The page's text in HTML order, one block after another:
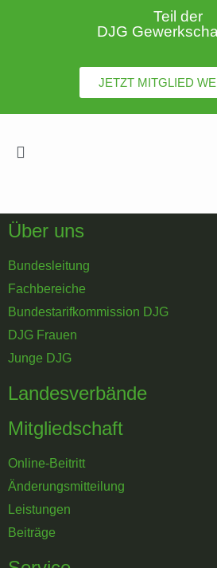
Teil der
DJG
JETZT MITGLIED
Über uns
Bundesleitung
Fachbereiche
Bundestarifkommission DJG
DJG Frauen
Junge DJG
Landesverbände
Mitgliedschaft
Online-Beitritt
Änderungsmitteilung
Leistungen
Beiträge